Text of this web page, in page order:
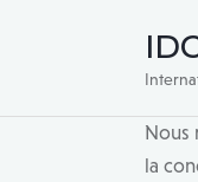
Nous
la